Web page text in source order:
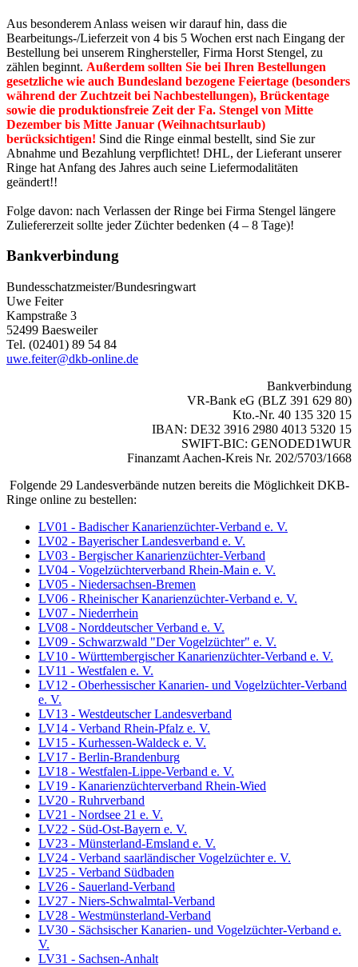
Aus besonderem Anlass weisen wir darauf hin, dass die
Bearbeitungs-/Lieferzeit von 4 bis 5 Wochen erst nach Eingang der
Bestellung bei unserem Ringhersteller, Firma Horst Stengel, zu
zählen beginnt. Außerdem sollten Sie bei Ihren Bestellungen
gesetzliche wie auch Bundesland bezogene Feiertage (besonders
während der Zuchtzeit bei Nachbestellungen), Brückentage
sowie die produktionsfreie Zeit der Fa. Stengel von Mitte
Dezember bis Mitte Januar (Weihnachtsurlaub)
berücksichtigen! Sind die Ringe einmal bestellt, sind Sie zur
Abnahme und Bezahlung verpflichtet! DHL, der Lieferant unserer
Ringe hat Anfang des Jahres auch seine Liefermodalitäten
geändert!!
Folge davon: nach Verlassen der Ringe bei Firma Stengel längere
Zuliefererzeit sollte jeder Züchter bedenken (4 – 8 Tage)!
Bankverbindung
Bundesschatzmeister/Bundesringwart
Uwe Feiter
Kampstraße 3
52499 Baesweiler
Tel. (02401) 89 54 84
uwe.feiter@dkb-online.de
Bankverbindung
VR-Bank eG (BLZ 391 629 80)
Kto.-Nr. 40 135 320 15
IBAN: DE32 3916 2980 4013 5320 15
SWIFT-BIC: GENODED1WUR
Finanzamt Aachen-Kreis Nr. 202/5703/1668
Folgende 29 Landesverbände nutzen bereits die Möglichkeit DKB-
Ringe online zu bestellen:
LV01 - Badischer Kanarienzüchter-Verband e. V.
LV02 - Bayerischer Landesverband e. V.
LV03 - Bergischer Kanarienzüchter-Verband
LV04 - Vogelzüchterverband Rhein-Main e. V.
LV05 - Niedersachsen-Bremen
LV06 - Rheinischer Kanarienzüchter-Verband e. V.
LV07 - Niederrhein
LV08 - Norddeutscher Verband e. V.
LV09 - Schwarzwald "Der Vogelzüchter" e. V.
LV10 - Württembergischer Kanarienzüchter-Verband e. V.
LV11 - Westfalen e. V.
LV12 - Oberhessischer Kanarien- und Vogelzüchter-Verband
e. V.
LV13 - Westdeutscher Landesverband
LV14 - Verband Rhein-Pfalz e. V.
LV15 - Kurhessen-Waldeck e. V.
LV17 - Berlin-Brandenburg
LV18 - Westfalen-Lippe-Verband e. V.
LV19 - Kanarienzüchterverband Rhein-Wied
LV20 - Ruhrverband
LV21 - Nordsee 21 e. V.
LV22 - Süd-Ost-Bayern e. V.
LV23 - Münsterland-Emsland e. V.
LV24 - Verband saarländischer Vogelzüchter e. V.
LV25 - Verband Südbaden
LV26 - Sauerland-Verband
LV27 - Niers-Schwalmtal-Verband
LV28 - Westmünsterland-Verband
LV30 - Sächsischer Kanarien- und Vogelzüchter-Verband e.
V.
LV31 - Sachsen-Anhalt